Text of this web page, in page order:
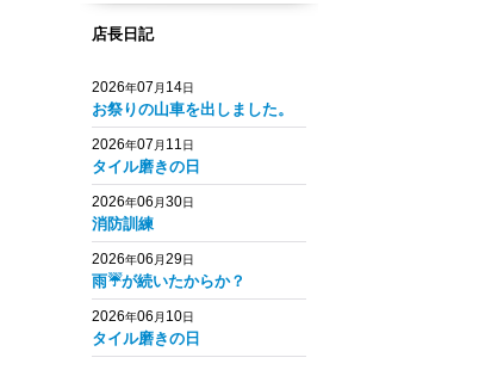
店長日記
2026年07 月 14日
お祭りの山車を出しました。
2026年07 月 11日
タイル磨きの日
2026年06 月30日
消防訓練
2026年06 月29日
雨☔️が続いたからか？
2026年06 月 10日
タイル磨きの日